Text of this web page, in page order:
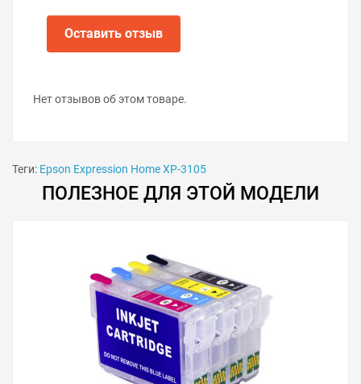
Подробное описание заправки и установки читайте в
Полная заправка СНПЧ » и «Инструкции по
Оставить отзыв
Нет отзывов об этом товаре.
Теги: Epson Expression Home XP-3105
ПОЛЕЗНОЕ ДЛЯ ЭТОЙ МОДЕЛИ